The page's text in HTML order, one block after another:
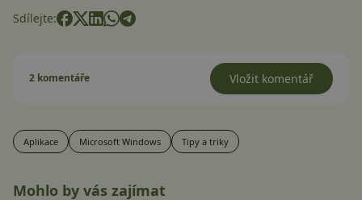
Sdílejte:
2 komentáře Vložit komentář
Aplikace Microsoft Windows Tipy a triky
Mohlo by vás zajímat